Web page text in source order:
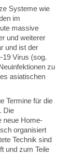
Systeme wie
im
massive
und weiterer
und ist der
19 Virus (sog.
zu
asiatischen
Termine für die
Die
neue Home-
organisiert
Technik sind
und zum Teile